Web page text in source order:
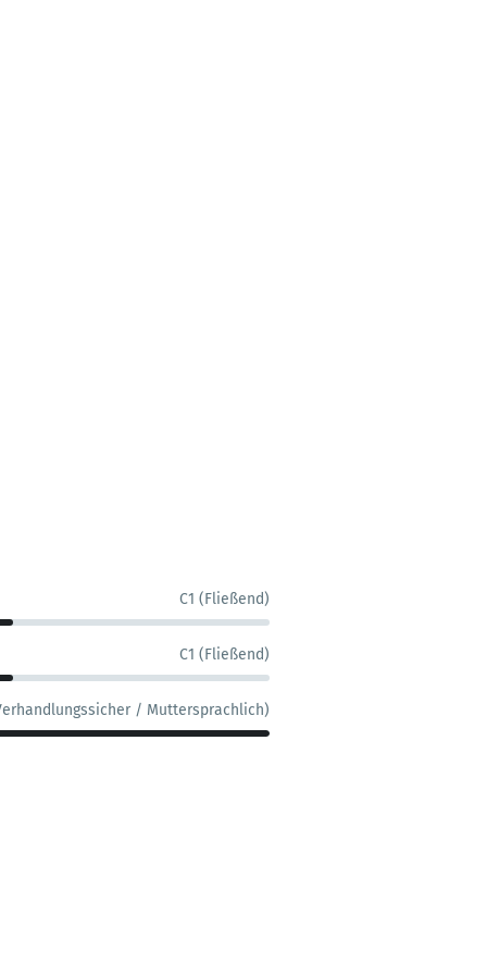
C1 (Fließend)
C1 (Fließend)
/ Muttersprachlich)